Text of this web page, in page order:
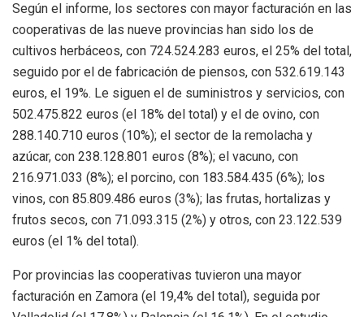
Según el informe, los sectores con mayor facturación en las
cooperativas de las nueve provincias han sido los de
cultivos herbáceos, con 724.524.283 euros, el 25% del total,
seguido por el de fabricación de piensos, con 532.619.143
euros, el 19%. Le siguen el de suministros y servicios, con
502.475.822 euros (el 18% del total) y el de ovino, con
288.140.710 euros (10%); el sector de la remolacha y
azúcar, con 238.128.801 euros (8%); el vacuno, con
216.971.033 (8%); el porcino, con 183.584.435 (6%); los
vinos, con 85.809.486 euros (3%); las frutas, hortalizas y
frutos secos, con 71.093.315 (2%) y otros, con 23.122.539
euros (el 1% del total).
Por provincias las cooperativas tuvieron una mayor
facturación en Zamora (el 19,4% del total), seguida por